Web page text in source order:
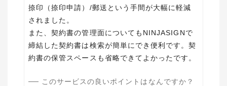
捺印（捺印申請）/郵送という手間が大幅に軽減
されました。
また、契約書の管理面についてもNINJASIGNで
締結した契約書は検索が簡単にでき便利です。契
このサービスの良いポイントはなんですか？